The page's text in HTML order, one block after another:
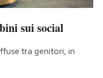
sui social
tra genitori, in